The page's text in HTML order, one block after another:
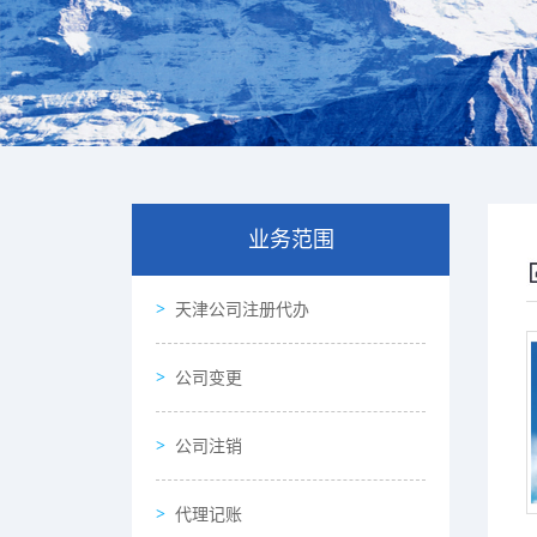
业务范围
天津公司注册代办
公司变更
公司注销
代理记账